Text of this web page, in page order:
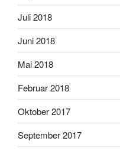
Juli 2018
Juni 2018
Mai 2018
Februar 2018
Oktober 2017
September 2017